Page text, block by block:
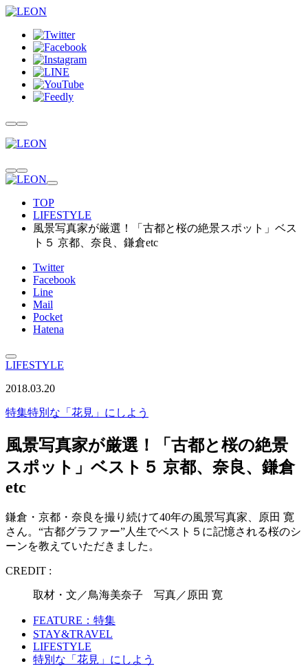
TOP
LIFESTYLE
風景写真家が厳選！「古都と桜の絶景スポット」ベス
ト５ 京都、奈良、鎌倉etc
Twitter
Facebook
Line
Mail
Pocket
Hatena
LIFESTYLE
2018.03.20
特集特別な「花見」にしよう
風景写真家が厳選！「古都と桜の絶景
スポット」ベスト５ 京都、奈良、鎌倉
etc
鎌倉・京都・奈良を撮り続けて40年の風景写真家、原田 寛
さん。“古都グラファー”人生でベスト５に記憶される桜のシ
ーンを教えていただきました。
CREDIT :
取材・文／鳥海美奈子 写真／原田 寛
FEATURE：特集
STAY&TRAVEL
LIFESTYLE
特別な「花見」にしよう